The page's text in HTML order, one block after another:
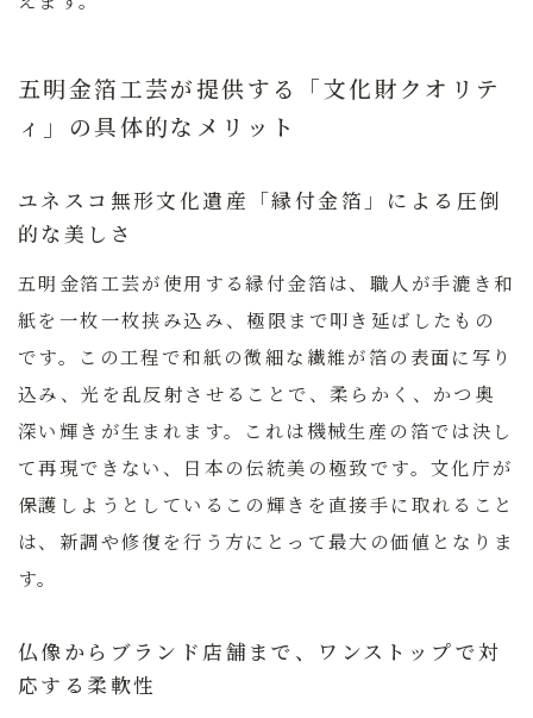
五明金箔工芸が提供する「文化財クオリテ
ィ」の具体的なメリット
ユネスコ無形文化遺産「縁付金箔」による圧倒
的な美しさ
五明金箔工芸が使用する縁付金箔は、職人が手漉き和
紙を一枚一枚挟み込み、極限まで叩き延ばしたもの
です。この工程で和紙の微細な繊維が箔の表面に写り
込み、光を乱反射させることで、柔らかく、かつ奥
深い輝きが生まれます。これは機械生産の箔では決し
て再現できない、日本の伝統美の極致です。文化庁が
保護しようとしているこの輝きを直接手に取れること
は、新調や修復を行う方にとって最大の価値となりま
す。
仏像からブランド店舗まで、ワンストップで対
応する柔軟性